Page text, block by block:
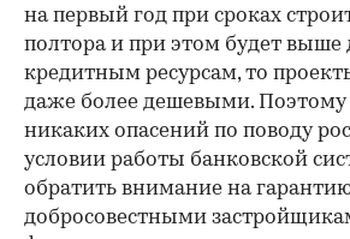
на первый год при сроках
полтора и при этом будет выше
кредитным ресурсам, то
даже более дешевыми. Поэтому
никаких опасений по поводу
условии работы банковской
обратить внимание на
добросовестными